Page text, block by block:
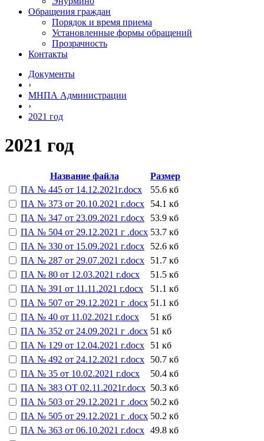
Обращения граждан
Порядок и время приема
Установленные формы обращений
Прозрачность
Контакты
Документы
›
МНПА Администрации
›
2021 год
2021 год
Название файла
Размер
ПА № 445 от 14.12.2021г.docx
55.6 кб
ПА № 373 от 20.10.2021 г.docx
54.1 кб
ПА № 347 от 23.09.2021 г.docx
53.9 кб
ПА № 504 от 29.12.2021 г .docx 53.7 кб
ПА № 330 от 15.09.2021 г.docx
52.6 кб
ПА № 287 от 29.07.2021 г.docx
51.7 кб
ПА № 80 от 12.03.2021 г.docx
51.5 кб
ПА № 391 от 11.11.2021 г.docx
51.1 кб
ПА № 507 от 29.12.2021 г .docx 51.1 кб
ПА № 40 от 11.02.2021 г.docx
51 кб
ПА № 352 от 24.09.2021 г .docx 51 кб
ПА № 129 от 12.04.2021 г.docx
51 кб
ПА № 492 от 24.12.2021 г.docx
50.7 кб
ПА № 35 от 10.02.2021 г.docx
50.4 кб
ПА № 383 ОТ 02.11.2021г.docx 50.3 кб
ПА № 503 от 29.12.2021 г .docx 50.2 кб
ПА № 505 от 29.12.2021 г .docx 50.2 кб
ПА № 363 от 06.10.2021 г.docx 49.8 кб